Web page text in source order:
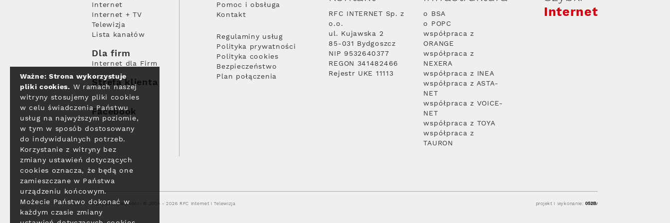
Internet
Internet + TV
Telewizja
Lista kanałów
Dla firm
Internet dla Firm
Strefa klienta
Facebook
Pomoc i obsługa
Kontakt
Regulaminy usług
Polityka prywatności
Polityka cookies
Bezpieczeństwo
Plan połączenia
RFC INTERNET Sp. z
o.o.
ul. Kujawska 2
85-031 Bydgoszcz
NIP 9532640377
REGON 341482466
Rejestr UKE 11113
o BSA
o POPC
współpraca z
ORANGE
współpraca z
NEXERA
współpraca z INEA
współpraca z ASTA-
NET
współpraca z VOICE-
NET
współpraca z TOYA
współpraca z
TAURON
Internet
Polityka prywatności © 2004 - 2026 RFC Internet i Telewizja projekt i wykonanie:
Ważne: Strona wykorzystuje
pliki cookies. W ramach naszej
witryny stosujemy pliki cookies
w celu świadczenia Państwu
usług na najwyższym poziomie,
w tym w sposób dostosowany
do indywidualnych potrzeb.
Korzystanie z witryny bez
zmiany ustawień dotyczących
cookies oznacza, że będą one
zamieszczane w Państwa
urządzeniu końcowym.
Możecie Państwo dokonać w
każdym czasie zmiany